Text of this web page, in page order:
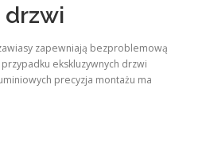
drzwi
zapewniają bezproblemową
ekskluzywnych drzwi
precyzja montażu ma